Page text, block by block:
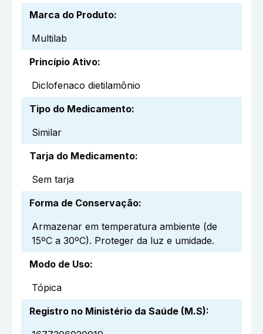
Marca do Produto:
Multilab
Princípio Ativo:
Diclofenaco dietilamônio
Tipo do Medicamento:
Similar
Tarja do Medicamento:
Sem tarja
Forma de Conservação:
Armazenar em temperatura ambiente (de
15ºC a 30ºC). Proteger da luz e umidade.
Modo de Uso:
Tópica
Registro no Ministério da Saúde (M.S):